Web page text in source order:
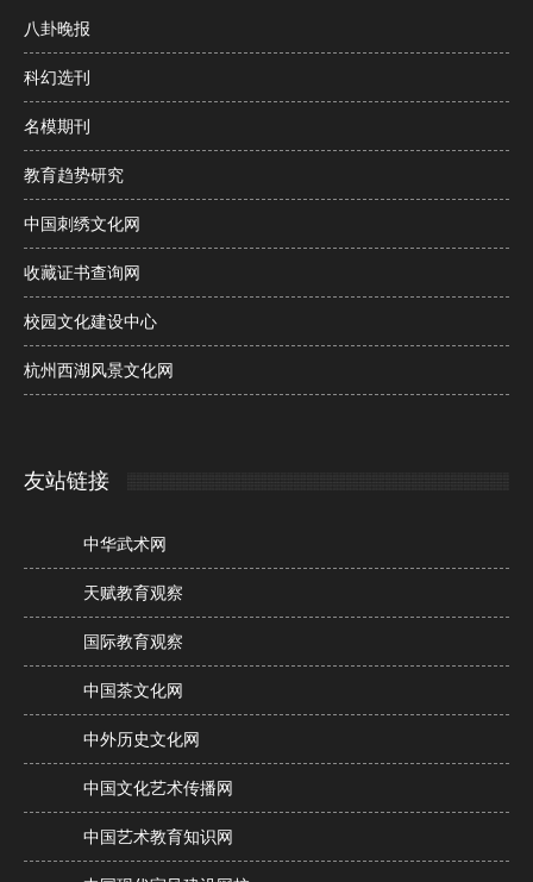
八卦晚报
科幻选刊
名模期刊
教育趋势研究
中国刺绣文化网
收藏证书查询网
校园文化建设中心
杭州西湖风景文化网
友站链接
中华武术网
天赋教育观察
国际教育观察
中国茶文化网
中外历史文化网
中国文化艺术传播网
中国艺术教育知识网